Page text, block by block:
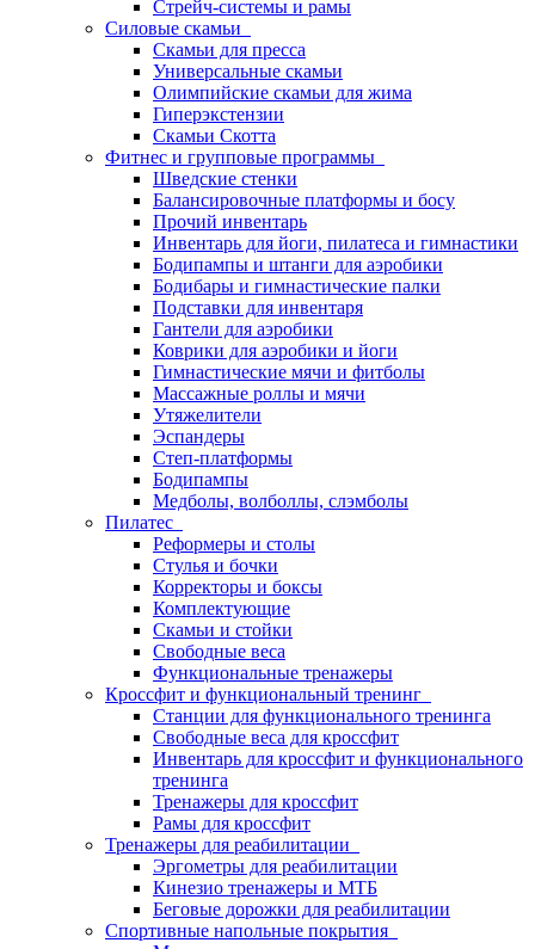
Стрейч-системы и рамы
Силовые скамьи
Скамьи для пресса
Универсальные скамьи
Олимпийские скамьи для жима
Гиперэкстензии
Скамьи Скотта
Фитнес и групповые программы
Шведские стенки
Балансировочные платформы и босу
Прочий инвентарь
Инвентарь для йоги, пилатеса и гимнастики
Бодипампы и штанги для аэробики
Бодибары и гимнастические палки
Подставки для инвентаря
Гантели для аэробики
Коврики для аэробики и йоги
Гимнастические мячи и фитболы
Массажные роллы и мячи
Утяжелители
Эспандеры
Степ-платформы
Бодипампы
Медболы, волболлы, слэмболы
Пилатес
Реформеры и столы
Стулья и бочки
Корректоры и боксы
Комплектующие
Скамьи и стойки
Свободные веса
Функциональные тренажеры
Кроссфит и функциональный тренинг
Станции для функционального тренинга
Свободные веса для кроссфит
Инвентарь для кроссфит и функционального
тренинга
Тренажеры для кроссфит
Рамы для кроссфит
Тренажеры для реабилитации
Эргометры для реабилитации
Кинезио тренажеры и МТБ
Беговые дорожки для реабилитации
Спортивные напольные покрытия